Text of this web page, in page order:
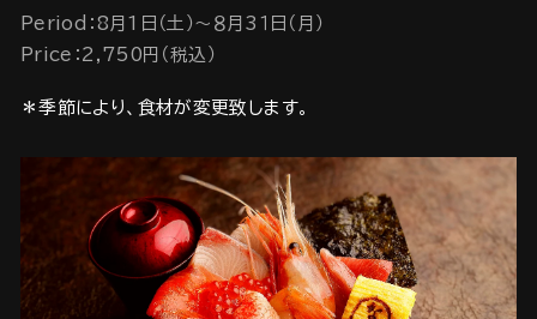
Period：8月1日（土）～８月3１日（月）
Price：2,750円（税込）
＊季節により、食材が変更致します。